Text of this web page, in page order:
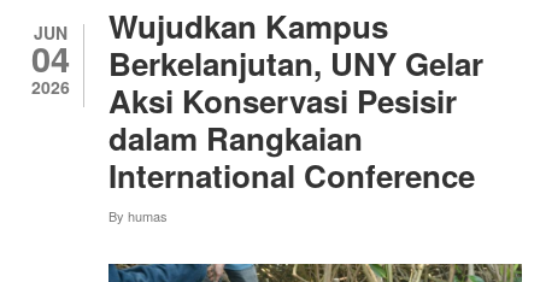
JOGJA
DALAM
MISI
SATU
BUNGKUS
NASI,
SATU
LANGKAH
MENUJU
JUN
04
2026
Wujudkan Kampus
Berkelanjutan, UNY Gelar
Aksi Konservasi Pesisir
dalam Rangkaian
International Conference
By humas